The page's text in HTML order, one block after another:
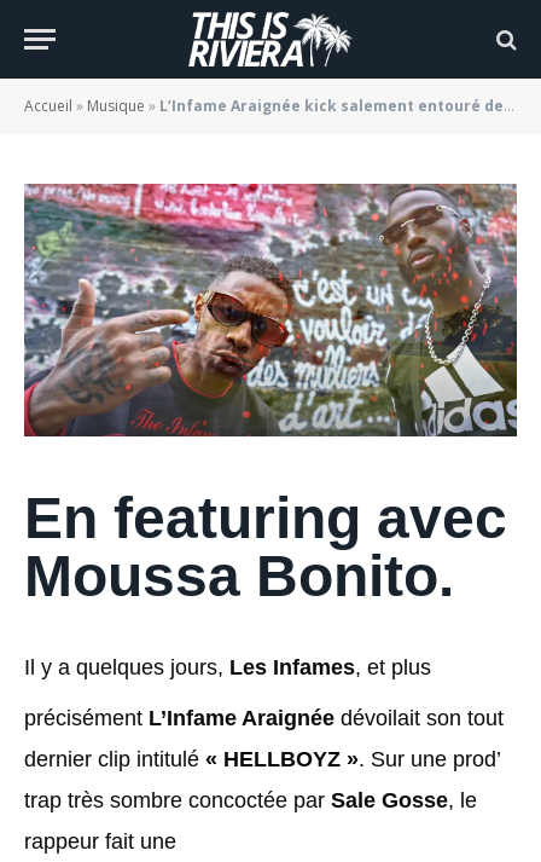
Accueil » Musique » L’Infame Araignée kick salement entouré de ses « HELLBOYZ »
« HELLBOYZ »
BY JADE MORGANE BLOGGER 27/01/2022
En featuring avec
Moussa Bonito.
Il y a quelques jours, Les Infames, et plus
précisément L’Infame Araignée dévoilait son tout
dernier clip intitulé « HELLBOYZ ». Sur une prod’
trap très sombre concoctée par Sale Gosse, le
rappeur fait une